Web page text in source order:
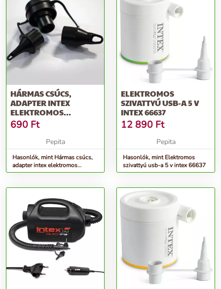
HÁRMAS CSÚCS,
ADAPTER INTEX
ELEKTROMOS
SZIVATTYÚHOZ
690 Ft
Pepita
Hasonlók, mint Hármas csúcs,
adapter intex elektromos
szivattyúhoz
ELEKTROMOS
SZIVATTYÚ USB-A 5 V
INTEX 66637
12 890 Ft
Pepita
Hasonlók, mint Elektromos
szivattyú usb-a 5 v intex 66637